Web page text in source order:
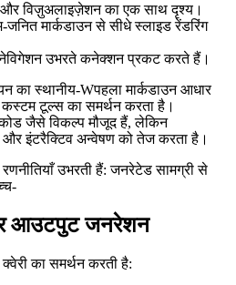
और विज़ुअलाइज़ेशन का एक साथ दृश्य।
जनित मार्कडाउन से सीधे स्लाइड रेंडरिंग
उभरते कनेक्शन प्रकट करते हैं।
का स्थानीय-Wपहला मार्कडाउन आधार
टूल्स का समर्थन करता है।
जैसे विकल्प मौजूद हैं, लेकिन
इंटरैक्टिव अन्वेषण को तेज करता है।
उभरती हैं: जनरेटेड सामग्री से
आउटपुट जनरेशन
का समर्थन करती है: